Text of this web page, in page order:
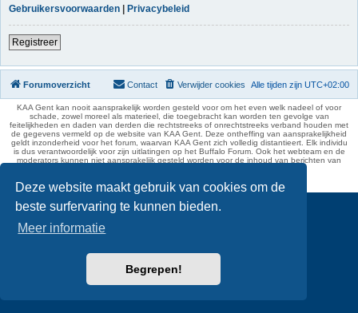
Deze website maakt gebruik van cookies om de
beste surfervaring te kunnen bieden.
Meer informatie
Begrepen!
Gebruikersvoorwaarden | Privacybeleid
Registreer
Forumoverzicht Alle tijden zijn UTC+02:00
Verwijder cookies
Contact
KAA Gent kan nooit aansprakelijk worden gesteld voor om het even welk nadeel of voor
schade, zowel moreel als materieel, die toegebracht kan worden ten gevolge van
feitelijkheden en daden van derden die rechtstreeks of onrechtstreeks verband houden met
de gegevens vermeld op de website van KAA Gent. Deze ontheffing van aansprakelijkheid
geldt inzonderheid voor het forum, waarvan KAA Gent zich volledig distantieert. Elk individu
is dus verantwoordelijk voor zijn uitlatingen op het Buffalo Forum. Ook het webteam en de
moderators kunnen niet aansprakelijk gesteld worden voor de inhoud van berichten van